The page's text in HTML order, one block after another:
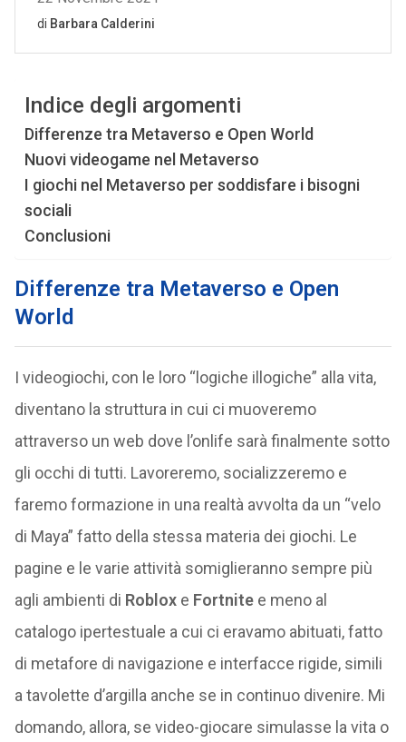
Indice degli argomenti
Differenze tra Metaverso e Open World
Nuovi videogame nel Metaverso
I giochi nel Metaverso per soddisfare i bisogni
sociali
Conclusioni
Differenze tra Metaverso e Open
World
I videogiochi, con le loro “logiche illogiche” alla vita,
diventano la struttura in cui ci muoveremo
attraverso un web dove l’onlife sarà finalmente sotto
gli occhi di tutti. Lavoreremo, socializzeremo e
faremo formazione in una realtà avvolta da un “velo
di Maya” fatto della stessa materia dei giochi. Le
pagine e le varie attività somiglieranno sempre più
agli ambienti di Robloxe Fortnitee meno al
catalogo ipertestuale a cui ci eravamo abituati, fatto
di metafore di navigazione e interfacce rigide, simili
a tavolette d’argilla anche se in continuo divenire. Mi
domando, allora, se video-giocare simulasse la vita o